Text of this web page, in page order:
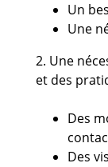
Un
Une
2. Une
et des
Des
Des